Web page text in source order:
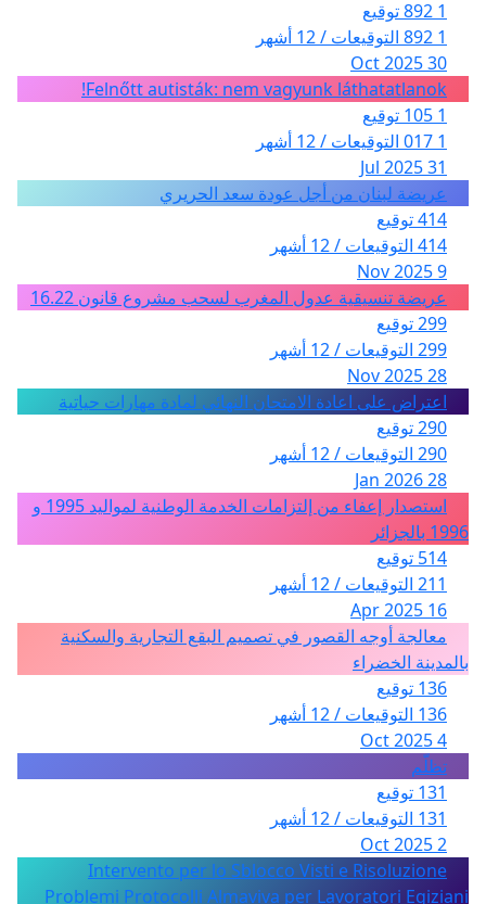
1 892 توقيع
1 892 التوقيعات / 12 أشهر
30 Oct 2025
Felnőtt autisták: nem vagyunk láthatatlanok!
1 105 توقيع
1 017 التوقيعات / 12 أشهر
31 Jul 2025
عريضة لبنان من أجل عودة سعد الحريري
414 توقيع
414 التوقيعات / 12 أشهر
9 Nov 2025
عريضة تنسيقية عدول المغرب لسحب مشروع قانون 16.22
299 توقيع
299 التوقيعات / 12 أشهر
28 Nov 2025
اعتراض على اعادة الامتحان النهائي لمادة مهارات حياتية
290 توقيع
290 التوقيعات / 12 أشهر
28 Jan 2026
استصدار إعفاء من إلتزامات الخدمة الوطنية لمواليد 1995 و
1996 بالجزائر
514 توقيع
211 التوقيعات / 12 أشهر
16 Apr 2025
معالجة أوجه القصور في تصميم البقع التجارية والسكنية
بالمدينة الخضراء
136 توقيع
136 التوقيعات / 12 أشهر
4 Oct 2025
تظلّم
131 توقيع
131 التوقيعات / 12 أشهر
2 Oct 2025
Intervento per lo Sblocco Visti e Risoluzione
Problemi Protocolli Almaviva per Lavoratori Egiziani